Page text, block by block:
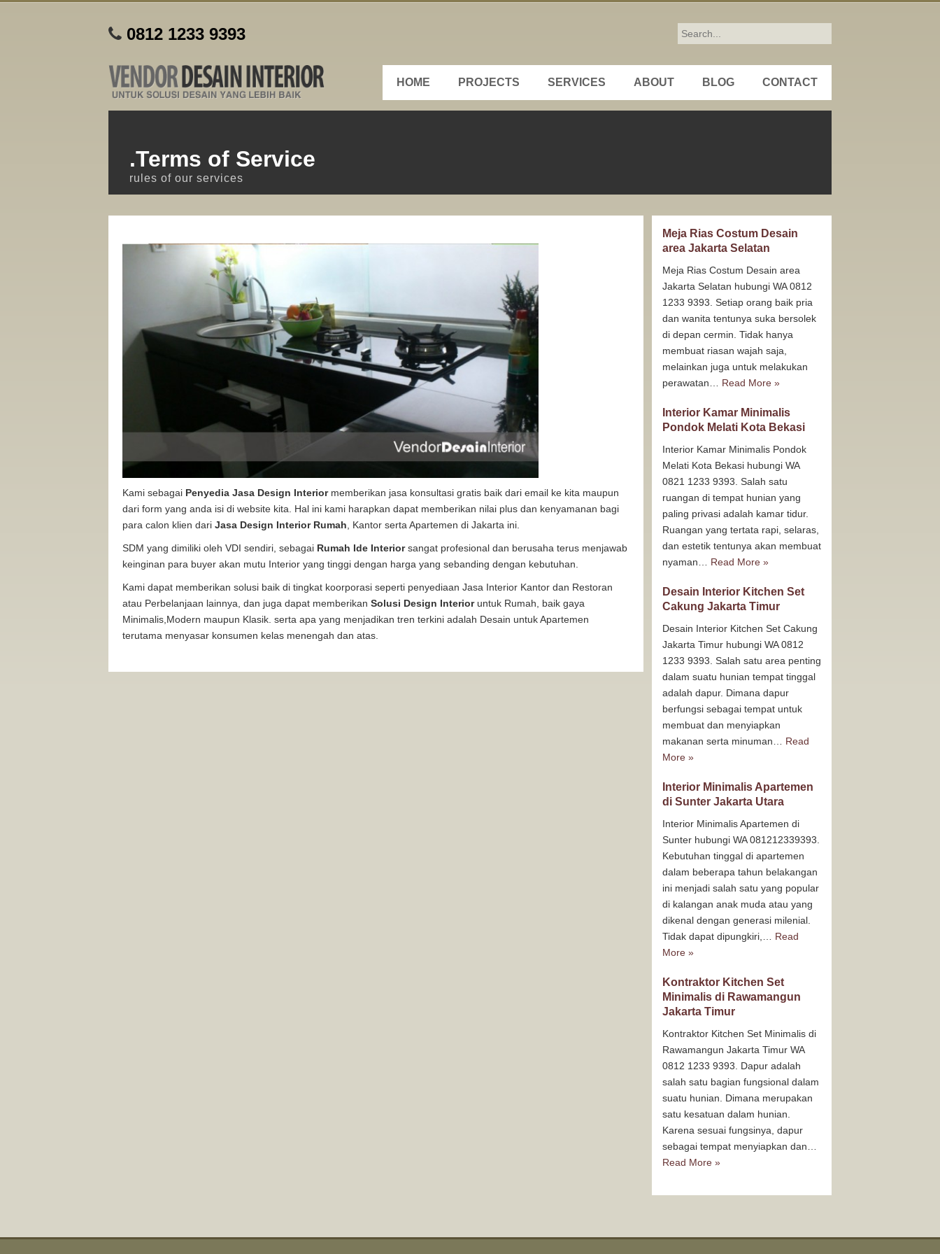
0812 1233 9393
HOME PROJECTS SERVICES ABOUT BLOG CONTACT
.Terms of Service
rules of our services
Kami sebagai Penyedia Jasa Design Interiormemberikan jasa konsultasi gratis baik dari email ke kita maupun
dari form yang anda isi di website kita. Hal ini kami harapkan dapat memberikan nilai plus dan kenyamanan bagi
para calon klien dari Jasa Design Interior Rumah , Kantor serta Apartemen di Jakarta ini.
SDM yang dimiliki oleh VDI sendiri, sebagai Rumah Ide Interiorsangat profesional dan berusaha terus menjawab
keinginan para buyer akan mutu Interior yang tinggi dengan harga yang sebanding dengan kebutuhan.
Kami dapat memberikan solusi baik di tingkat koorporasi seperti penyediaan Jasa Interior Kantor dan Restoran
atau Perbelanjaan lainnya, dan juga dapat memberikan Solusi Design Interioruntuk Rumah, baik gaya
Minimalis,Modern maupun Klasik. serta apa yang menjadikan tren terkini adalah Desain untuk Apartemen
terutama menyasar konsumen kelas menengah dan atas.
Meja Rias Costum Desain
area Jakarta Selatan
Meja Rias Costum Desain area
Jakarta Selatan hubungi WA 0812
1233 9393. Setiap orang baik pria
dan wanita tentunya suka bersolek
di depan cermin. Tidak hanya
membuat riasan wajah saja,
melainkan juga untuk melakukan
perawatan… Read More »
Interior Kamar Minimalis
Pondok Melati Kota Bekasi
Interior Kamar Minimalis Pondok
Melati Kota Bekasi hubungi WA
0821 1233 9393. Salah satu
ruangan di tempat hunian yang
paling privasi adalah kamar tidur.
Ruangan yang tertata rapi, selaras,
dan estetik tentunya akan membuat
nyaman… Read More »
Desain Interior Kitchen Set
Cakung Jakarta Timur
Desain Interior Kitchen Set Cakung
Jakarta Timur hubungi WA 0812
1233 9393. Salah satu area penting
dalam suatu hunian tempat tinggal
adalah dapur. Dimana dapur
berfungsi sebagai tempat untuk
membuat dan menyiapkan
makanan serta minuman… Read
More »
Interior Minimalis Apartemen
di Sunter Jakarta Utara
Interior Minimalis Apartemen di
Sunter hubungi WA 081212339393.
Kebutuhan tinggal di apartemen
dalam beberapa tahun belakangan
ini menjadi salah satu yang popular
di kalangan anak muda atau yang
dikenal dengan generasi milenial.
Tidak dapat dipungkiri,… Read
More »
Kontraktor Kitchen Set
Minimalis di Rawamangun
Jakarta Timur
Kontraktor Kitchen Set Minimalis di
Rawamangun Jakarta Timur WA
0812 1233 9393. Dapur adalah
salah satu bagian fungsional dalam
suatu hunian. Dimana merupakan
satu kesatuan dalam hunian.
Karena sesuai fungsinya, dapur
sebagai tempat menyiapkan dan…
Read More »